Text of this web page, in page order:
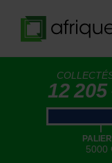
12 205
|
PALIER
5000